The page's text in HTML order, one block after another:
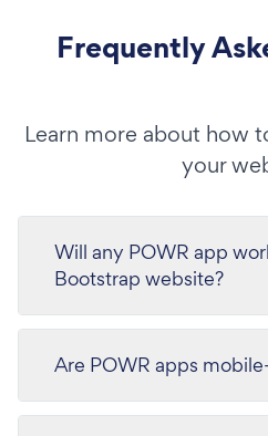
Frequently
Learn more about how
your
Will any POWR app
Bootstrap website?
Are POWR apps